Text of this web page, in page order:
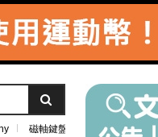
磁軸鍵盤